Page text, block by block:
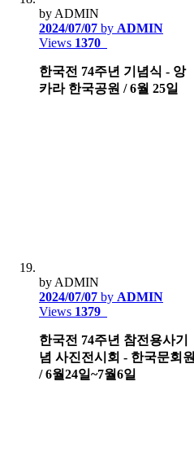
by ADMIN
2024/07/07 by ADMIN
Views 1370
한국전 74주년 기념식 - 앙
카라 한국공원 / 6월 25일
by ADMIN
2024/07/07 by ADMIN
Views 1379
한국전 74주년 참전용사기
념 사진전시회 - 한국문회원
/ 6월24일~7월6일